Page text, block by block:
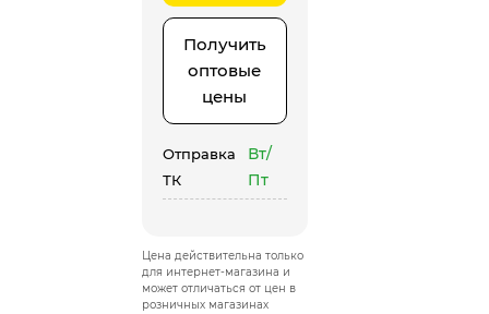
Получить
оптовые
цены
Отправка
ТК
Вт/
Пт
Цена действительна только
для интернет-магазина и
может отличаться от цен в
розничных магазинах